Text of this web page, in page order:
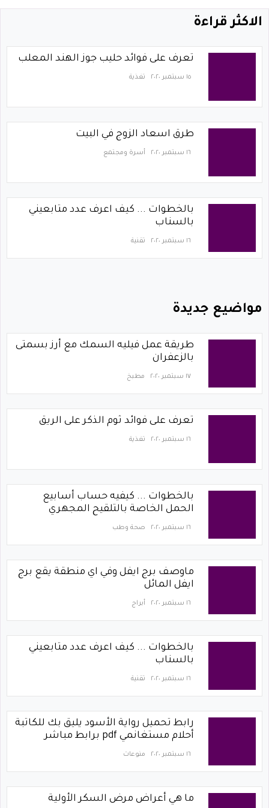
الاكثر قراءة
تعرف على فوائد حليب جوز الهند المعلب
١٥ سبتمبر ٢٠٢٠ تغذية
طرق اسعاد الزوج في البيت
١٦ سبتمبر ٢٠٢٠ أسرة ومجتمع
بالخطوات ... كيف اعرف عدد متابعيني
بالسناب
١٦ سبتمبر ٢٠٢٠ تقنية
مواضيع جديدة
طريقة عمل فيليه السمك مع أرز بسمتى
بالزعفران
١٧ سبتمبر ٢٠٢٠ مطبخ
تعرف على فوائد ثوم الذكر على الريق
١٦ سبتمبر ٢٠٢٠ تغذية
بالخطوات ... كيفيه حساب أسابيع
الحمل الخاصة بالتلقيح المجهري
١٦ سبتمبر ٢٠٢٠ صحة وطب
ماوصف برج ايفل وفي اي منطقة يقع برج
ايفل المائل
١٦ سبتمبر ٢٠٢٠ أبراج
بالخطوات ... كيف اعرف عدد متابعيني
بالسناب
١٦ سبتمبر ٢٠٢٠ تقنية
رابط تحميل رواية الأسود يليق بك للكاتبة
أحلام مستغانمي pdf برابط مباشر
١٦ سبتمبر ٢٠٢٠ منوعات
ما هي أعراض مرض السكر الأولية